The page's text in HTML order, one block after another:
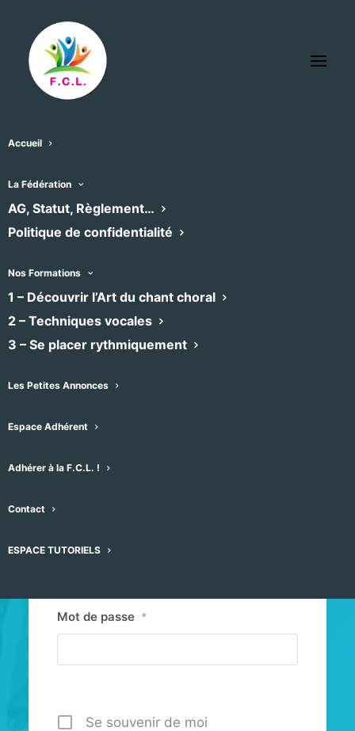
Accueil
La Fédération
AG, Statut, Règlement…
Politique de confidentialité
Nos Formations
1 – Découvrir l’Art du chant choral
2 – Techniques vocales
3 – Se placer rythmiquement
Les Petites Annonces
Espace Adhérent
Adhérer à la F.C.L. !
Contact
ESPACE TUTORIELS
Mot de passe *
Se souvenir de moi